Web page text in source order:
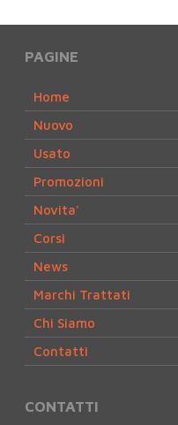
PAGINE
Home
Nuovo
Usato
Promozioni
Novita'
Corsi
News
Marchi Trattati
Chi Siamo
Contatti
CONTATTI